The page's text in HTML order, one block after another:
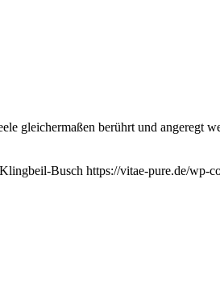
gleichermaßen berührt und angeregt
Busch https://vitae-pure.de/wp-